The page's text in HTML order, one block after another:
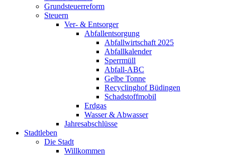
Grundsteuerreform
Steuern
Ver- & Entsorger
Abfallentsorgung
Abfallwirtschaft 2025
Abfallkalender
Sperrmüll
Abfall-ABC
Gelbe Tonne
Recyclinghof Büdingen
Schadstoffmobil
Erdgas
Wasser & Abwasser
Jahresabschlüsse
Stadtleben
Die Stadt
Willkommen